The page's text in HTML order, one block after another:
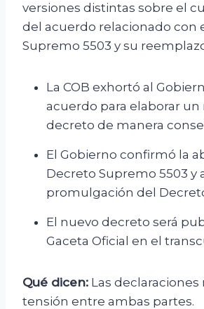
versiones distintas sobre el
del acuerdo relacionado con
Supremo 5503 y su
La COB exhortó al
acuerdo para elaborar un
decreto de manera
El Gobierno confirmó la
Decreto Supremo 5503 y
promulgación del
El nuevo decreto será
Gaceta Oficial en el
Qué dicen: Las declaraciones
tensión entre ambas partes.